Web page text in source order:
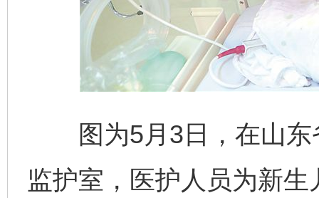
图为5月3日，在山东
监护室，医护人员为新